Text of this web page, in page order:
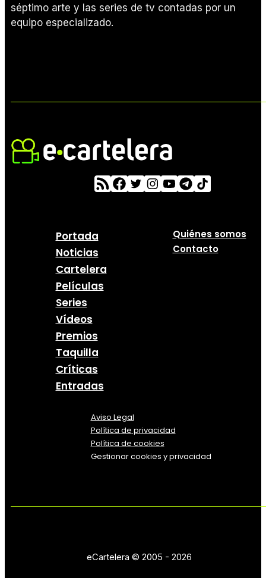
séptimo arte y las series de tv contadas por un
equipo especializado.
Portada
Noticias
Cartelera
Películas
Series
Vídeos
Premios
Taquilla
Críticas
Entradas
Quiénes somos
Contacto
Aviso Legal
Política de privacidad
Política de cookies
Gestionar cookies y privacidad
eCartelera © 2005 - 2026